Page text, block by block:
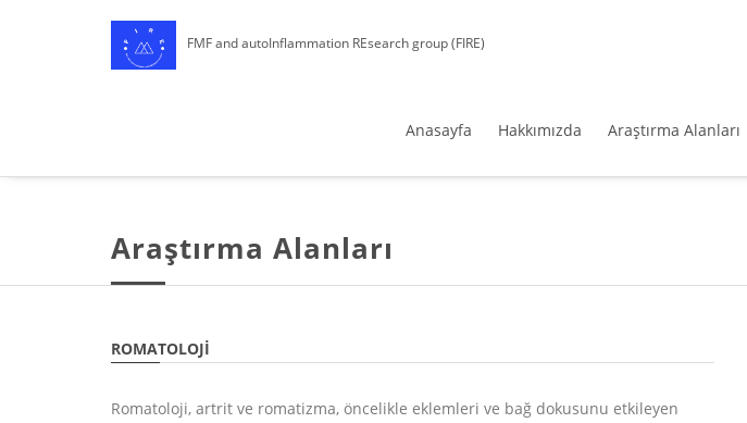
FMF and autoInflammation REsearch group (FIRE)
Anasayfa Hakkımızda Araştırma Alanları
Araştırma Alanları
ROMATOLOJI
Romatoloji, artrit ve romatizma, öncelikle eklemleri ve bağ dokusunu etkileyen